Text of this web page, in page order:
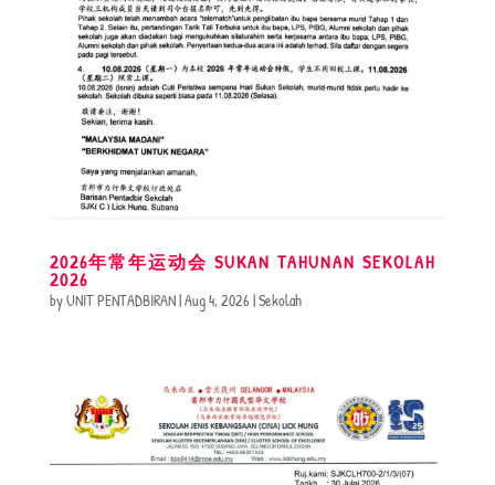
2026年常年运动会 SUKAN TAHUNAN SEKOLAH
2026
byUNIT PENTADBIRAN|Aug 4, 2026 |Sekolah